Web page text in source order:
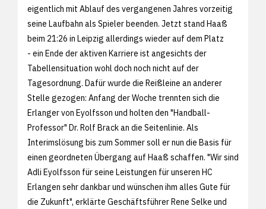
eigentlich mit Ablauf des vergangenen Jahres vorzeitig
seine Laufbahn als Spieler beenden. Jetzt stand Haaß
beim 21:26 in Leipzig allerdings wieder auf dem Platz
- ein Ende der aktiven Karriere ist angesichts der
Tabellensituation wohl doch noch nicht auf der
Tagesordnung. Dafür wurde die Reißleine an anderer
Stelle gezogen: Anfang der Woche trennten sich die
Erlanger von Eyolfsson und holten den "Handball-
Professor" Dr. Rolf Brack an die Seitenlinie. Als
Interimslösung bis zum Sommer soll er nun die Basis für
einen geordneten Übergang auf Haaß schaffen. "Wir sind
Adli Eyolfsson für seine Leistungen für unseren HC
Erlangen sehr dankbar und wünschen ihm alles Gute für
die Zukunft", erklärte Geschäftsführer Rene Selke und